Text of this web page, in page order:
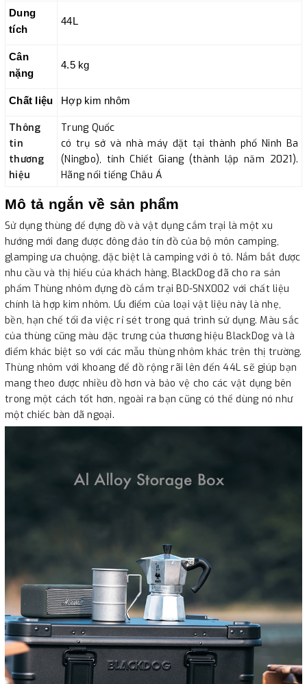
Dung
tích
44L
Cân
nặng
4.5 kg
Chất liệu Hợp kim nhôm
Thông
tin
thương
hiệu
Trung Quốc
có trụ sở và nhà máy đặt tại thành phố Ninh Ba
(Ningbo), tỉnh Chiết Giang (thành lập năm 2021).
Hãng nổi tiếng Châu Á
Mô tả ngắn về sản phẩm
Sử dụng thùng để đựng đồ và vật dụng cắm trại là một xu
hướng mới đang được đông đảo tín đồ của bộ môn camping,
glamping ưa chuộng, đặc biệt là camping với ô tô. Nắm bắt được
nhu cầu và thị hiếu của khách hàng, BlackDog đã cho ra sản
phẩm Thùng nhôm đựng đồ cắm trại BD-SNX002 với chất liệu
chính là hợp kim nhôm. Ưu điểm của loại vật liệu này là nhẹ,
bền, hạn chế tối đa việc rỉ sét trong quá trình sử dụng. Màu sắc
của thùng cũng màu đặc trưng của thương hiệu BlackDog và là
điểm khác biệt so với các mẫu thùng nhôm khác trên thị trường.
Thùng nhôm với khoang để đồ rộng rãi lên đến 44L sẽ giúp bạn
mang theo được nhiều đồ hơn và bảo vệ cho các vật dụng bên
trong một cách tốt hơn, ngoài ra bạn cũng có thể dùng nó như
một chiếc bàn dã ngoại.